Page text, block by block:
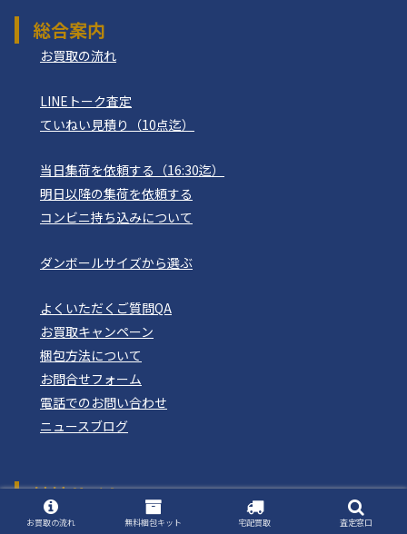
総合案内
お買取の流れ
LINEトーク査定
ていねい見積り（10点迄）
当日集荷を依頼する（16:30迄）
明日以降の集荷を依頼する
コンビニ持ち込みについて
ダンボールサイズから選ぶ
よくいただくご質問QA
お買取キャンペーン
梱包方法について
お問合せフォーム
電話でのお問い合わせ
ニュースブログ
姉妹サイト
おもちゃ買取ドットJP
お買取の流れ 無料梱包キット 宅配買取 査定窓口